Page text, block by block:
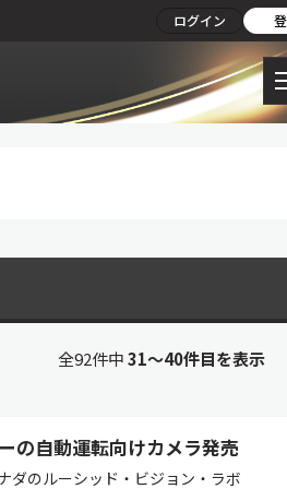
ログイン
全92件中31〜40件目を表示
の自動運転向けカメラ発売
ダのルーシッド・ビジョン・ラボ